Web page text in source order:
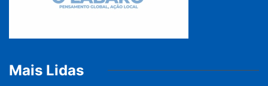
Mais Lidas